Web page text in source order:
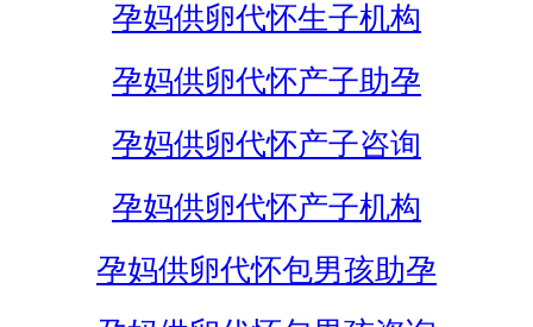
孕妈供卵代怀生子机构
孕妈供卵代怀产子助孕
孕妈供卵代怀产子咨询
孕妈供卵代怀产子机构
孕妈供卵代怀包男孩助孕